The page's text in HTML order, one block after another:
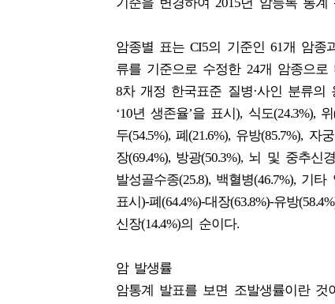
암종별 표는 CI5의 기준인 61개 암종
류를 기준으로 수정한 24개 암종으
8차 개정 한국표준 질병·사인 분류의
‘10년 생존율’을 표시), 식도(24.3%),
두(54.5%), 폐(21.6%), 유방(85.7%), 자
장(69.4%), 방광(50.3%), 뇌 및 중추신
발성골수종(25.8), 백혈병(46.7%), 기
표시)-폐(64.4%)-대장(63.8%)-유방
신장(14.4%)의 순이다.
암 발생률
암통계 발표를 보면 조발생률이란